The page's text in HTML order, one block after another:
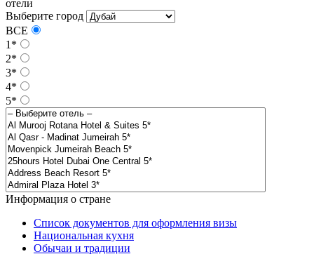
отели
Выберите город
ВСЕ
1*
2*
3*
4*
5*
Информация о стране
Список документов для оформления визы
Национальная кухня
Обычаи и традиции